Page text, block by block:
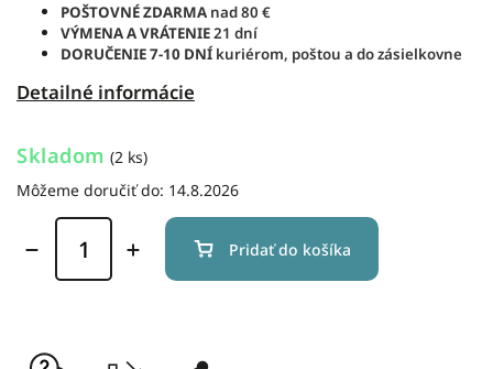
POŠTOVNÉ ZDARMA nad 80 €
VÝMENA A VRÁTENIE21 dní
DORUČENIE7-10 DNÍ kuriérom, poštou a do zásielkovne
Detailné informácie
Skladom (2 ks)
Môžeme doručiť do: 14.8.2026
Pridať do košíka